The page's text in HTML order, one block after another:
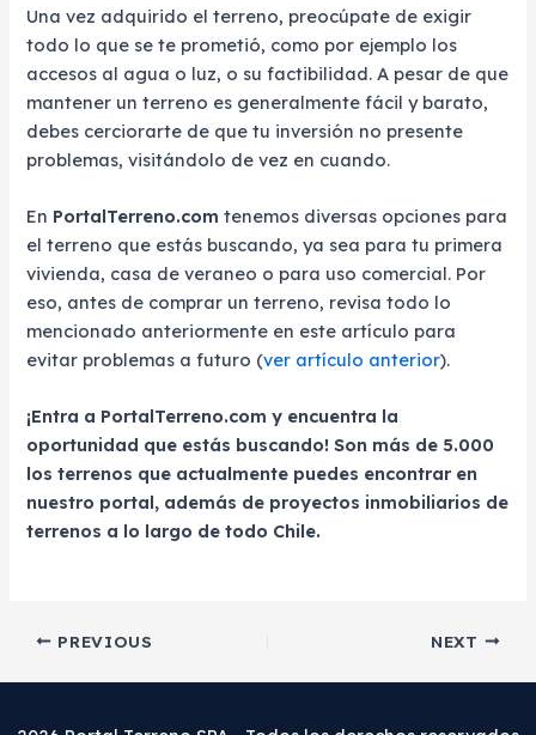
Una vez adquirido el terreno, preocúpate de exigir
todo lo que se te prometió, como por ejemplo los
accesos al agua o luz, o su factibilidad. A pesar de que
mantener un terreno es generalmente fácil y barato,
debes cerciorarte de que tu inversión no presente
problemas, visitándolo de vez en cuando.
En PortalTerreno.comtenemos diversas opciones para
el terreno que estás buscando, ya sea para tu primera
vivienda, casa de veraneo o para uso comercial. Por
eso, antes de comprar un terreno, revisa todo lo
mencionado anteriormente en este artículo para
evitar problemas a futuro (ver artículo anterior).
¡Entra a PortalTerreno.com y encuentra la
oportunidad que estás buscando! Son más de 5.000
los terrenos que actualmente puedes encontrar en
nuestro portal, además de proyectos inmobiliarios de
terrenos a lo largo de todo Chile.
Post PREVIOUS NEXT